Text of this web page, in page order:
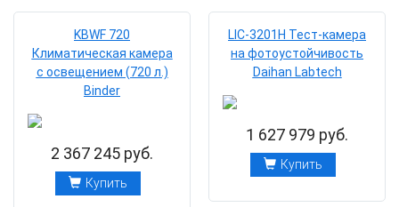
KBWF 720
Климатическая камера
с освещением (720 л.)
Binder
2 367 245 руб.
Купить
LIC-3201H Тест-камера
на фотоустойчивость
Daihan Labtech
1 627 979 руб.
Купить